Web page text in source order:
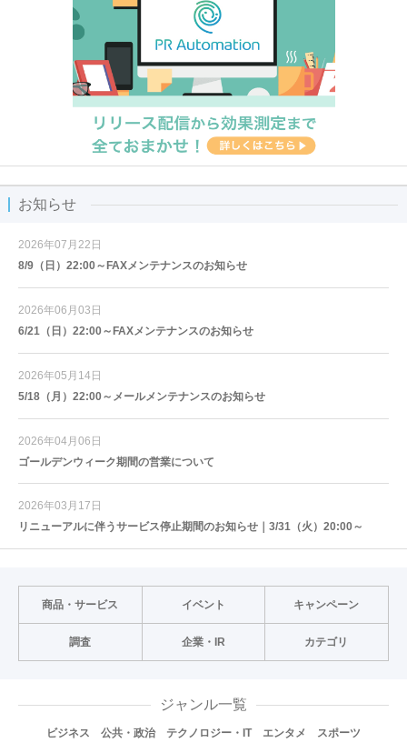
お知らせ
2026年07月22日
8/9（日）22:00～FAXメンテナンスのお知らせ
2026年06月03日
6/21（日）22:00～FAXメンテナンスのお知らせ
2026年05月14日
5/18（月）22:00～メールメンテナンスのお知らせ
2026年04月06日
ゴールデンウィーク期間の営業について
2026年03月17日
リニューアルに伴うサービス停止期間のお知らせ｜3/31（火）20:00～
商品・サービス イベント キャンペーン
調査 企業・IR カテゴリ
ジャンル一覧
ビジネス 公共・政治 テクノロジー・IT エンタメ スポーツ